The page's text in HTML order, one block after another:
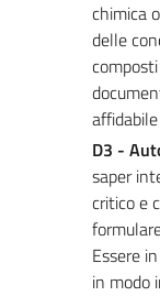
chimica
delle
D3 -
saper
critico e
Essere
in modo